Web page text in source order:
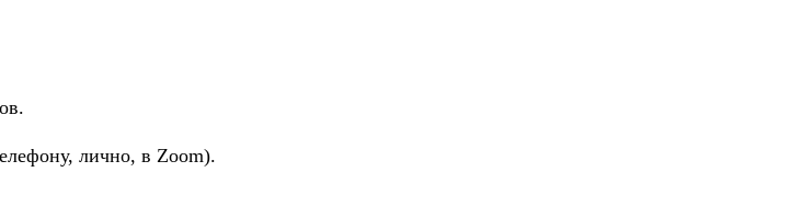
лично, в Zoom).